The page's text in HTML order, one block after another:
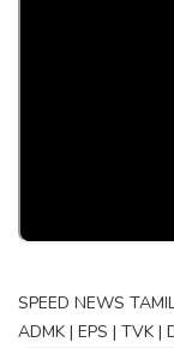
SPEED NEWS
ADMK | EPS | TVK |